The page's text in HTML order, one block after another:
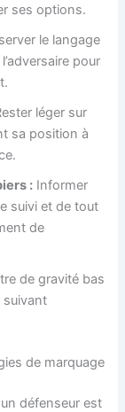
ses options.
le langage
pour
léger sur
sa position à
: Informer
suivi et de tout
de
de gravité bas
suivant
de marquage
défenseur est